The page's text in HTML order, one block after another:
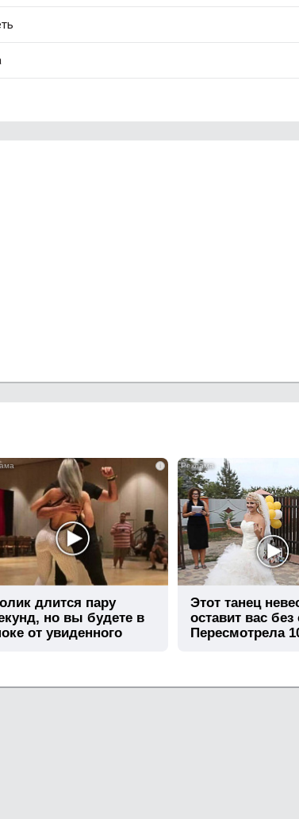
i
длится пару
но вы будете в
от увиденного
Этот танец
оставит вас без
Пересмотрела